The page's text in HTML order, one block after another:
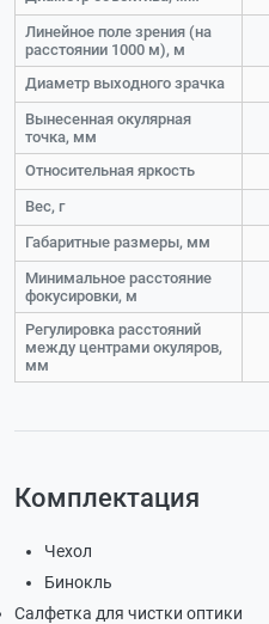
Линейное поле зрения (на
расстоянии 1000 м), м
Диаметр выходного зрачка
Вынесенная окулярная
точка, мм
Относительная яркость
Вес, г
Габаритные размеры, мм
Минимальное расстояние
фокусировки, м
Регулировка расстояний
между центрами окуляров,
мм
Комплектация
Чехол
Бинокль
Салфетка для чистки оптики